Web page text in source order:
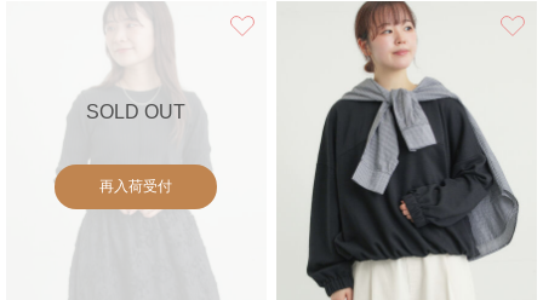
SOLD OUT
再入荷受付